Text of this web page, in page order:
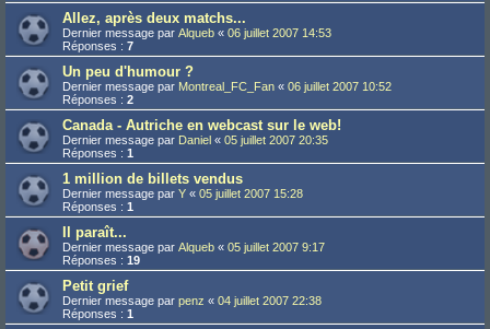
Allez, après deux matchs...
Dernier message par Alqueb « 06 juillet 2007 14:53
Réponses : 7
Un peu d'humour ?
Dernier message par Montreal_FC_Fan « 06 juillet 2007 10:52
Réponses : 2
Canada - Autriche en webcast sur le web!
Dernier message par Daniel « 05 juillet 2007 20:35
Réponses : 1
1 million de billets vendus
Dernier message par Y « 05 juillet 2007 15:28
Réponses : 1
Il paraît...
Dernier message par Alqueb « 05 juillet 2007 9:17
Réponses : 19
Petit grief
Dernier message par penz « 04 juillet 2007 22:38
Réponses : 1